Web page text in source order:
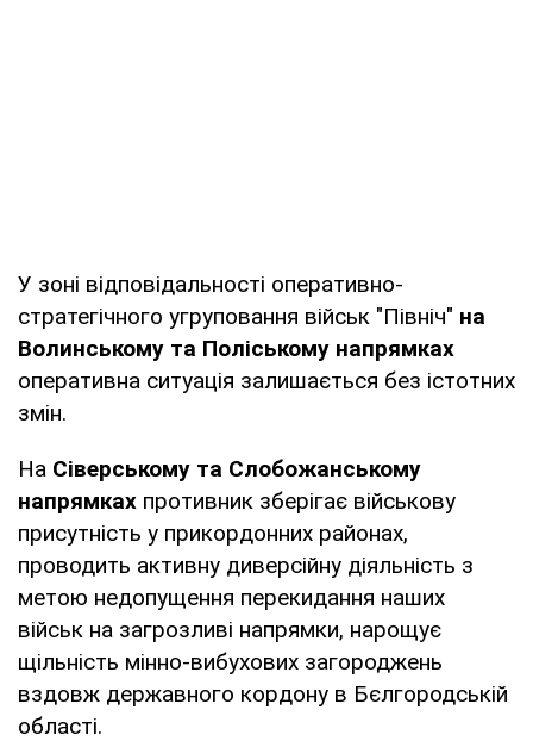
У зоні відповідальності оперативно-
стратегічного угруповання військ "Північ" на
Волинському та Поліському напрямках
оперативна ситуація залишається без істотних
змін.
На Сіверському та Слобожанському
напрямках противник зберігає військову
присутність у прикордонних районах,
проводить активну диверсійну діяльність з
метою недопущення перекидання наших
військ на загрозливі напрямки, нарощує
щільність мінно-вибухових загороджень
вздовж державного кордону в Бєлгородській
області.